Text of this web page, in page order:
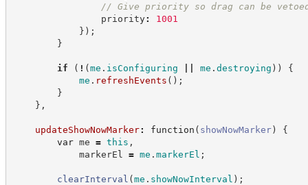
// Give priority so drag can be
priority:
1001
} ) ;
}
if ( ! (me . isConfiguring me . destroying ) )
{
me . refreshEvents ( ) ;
}
} ,
updateShowNowMarker: function ( showNowMarker)
{
var me = this ,
markerEl = me . markerEl ;
clearInterval (me . showNowInterval ) ;